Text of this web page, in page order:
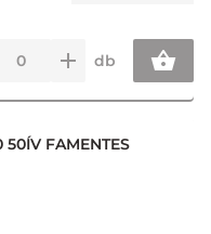
db
50ÍV FAMENTES